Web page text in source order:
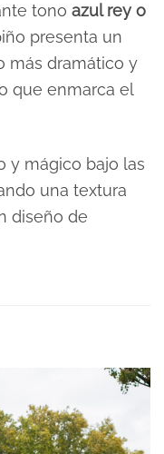
tono azul rey o
presenta un
más dramático y
que enmarca el
y mágico bajo las
una textura
diseño de